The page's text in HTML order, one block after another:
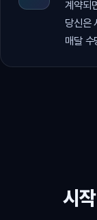
계약되
당신은
매달 수
시